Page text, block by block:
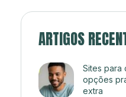
ARTIGOS
Sites para
opções
extra